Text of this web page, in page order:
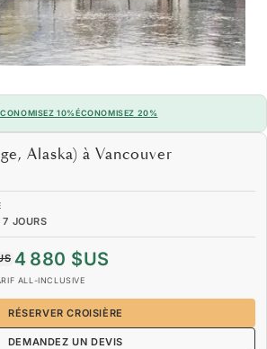
10%ÉCONOMISEZ 20%
Alaska) à Vancouver
7 JOURS
4 880 $US
ALL-INCLUSIVE
RÉSERVER CROISIÈRE
DEMANDEZ UN DEVIS